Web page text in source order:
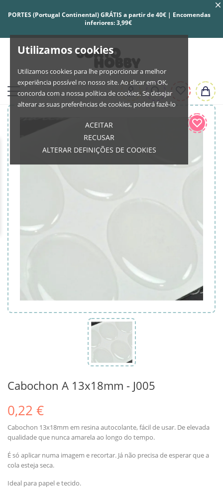
Utilizamos cookies
Utilizamos cookies para lhe proporcionar a melhor
experiência possível no nosso site. Ao clicar em OK,
concorda com a nossa política de cookies. Se desejar
alterar as suas preferências de cookies, poderá fazê-lo
ACEITAR
RECUSAR
ALTERAR DEFINIÇÕES DE COOKIES
PORTES (Portugal Continental) GRÁTIS a partir de 40€ | Encomendas
inferiores: 3,99€
Cabochon A 13x18mm - J005
0,22 €
Cabochon 13x18mm em resina autocolante,fácil de usar. De elevada
qualidade que nunca amarela ao longo do tempo.
É só aplicar numa imagem e recortar. Já não precisa de esperar que a
cola esteja seca.
Ideal para papel e tecido.